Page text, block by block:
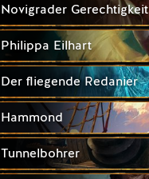
Novigrader Gerechtigkeit
Philippa Eilhart
Der fliegende Redanier
Hammond
Tunnelbohrer